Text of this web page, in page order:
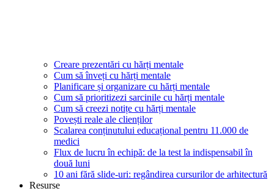
Creare prezentări cu hărți mentale
Cum să înveți cu hărți mentale
Planificare și organizare cu hărți mentale
Cum să prioritizezi sarcinile cu hărți mentale
Cum să creezi notițe cu hărți mentale
Povești reale ale clienților
Scalarea conținutului educațional pentru 11.000 de
medici
Flux de lucru în echipă: de la test la indispensabil în
două luni
10 ani fără slide-uri: regândirea cursurilor de arhitectură
Resurse